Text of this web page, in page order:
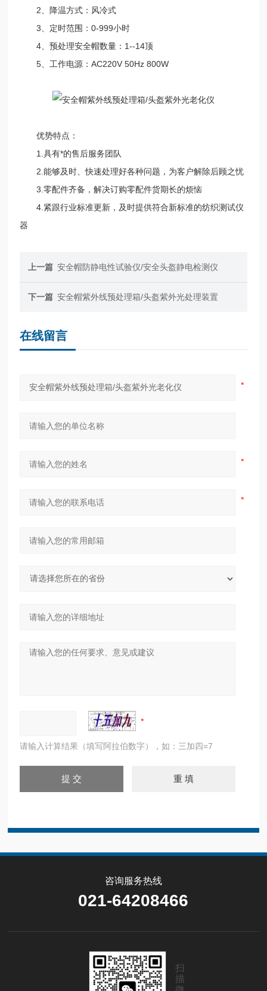
2、降温方式：风冷式
3、定时范围：0-999小时
4、预处理安全帽数量：1--14顶
5、工作电源：AC220V 50Hz 800W
优势特点：
1.具有*的售后服务团队
2.能够及时、快速处理好各种问题，为客户解除后顾之忧
3.零配件齐备，解决订购零配件货期长的烦恼
4.紧跟行业标准更新，及时提供符合新标准的纺织测试仪
器
上一篇 安全帽防静电性试验仪/安全头盔静电检测仪
下一篇 安全帽紫外线预处理箱/头盔紫外光处理装置
在线留言
请输入计算结果（填写阿拉伯数字），如：三加四=7
咨询服务热线
021-64208466
扫
描